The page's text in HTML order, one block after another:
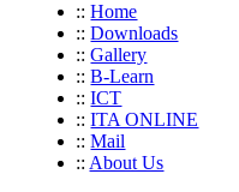
:: Home
:: Downloads
:: Gallery
:: B-Learn
:: ICT
:: ITA ONLINE
:: Mail
:: About Us